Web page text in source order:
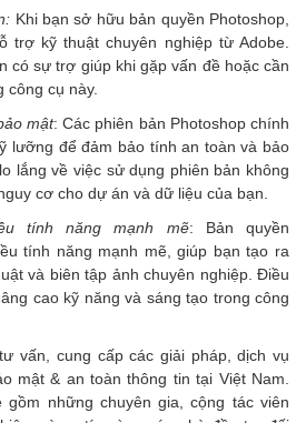
Khi bạn sở hữu bản quyền Photoshop,
trợ kỹ thuật chuyên nghiệp từ Adobe.
có sự trợ giúp khi gặp vấn đề hoặc cần
công cụ này.
mật: Các phiên bản Photoshop chính
lưỡng để đảm bảo tính an toàn và bảo
lắng về việc sử dụng phiên bản không
cơ cho dự án và dữ liệu của bạn.
tính năng mạnh mẽ: Bản quyền
tính năng mạnh mẽ, giúp bạn tạo ra
và biên tập ảnh chuyên nghiệp. Điều
cao kỹ năng và sáng tạo trong công
vấn, cung cấp các giải pháp, dịch vụ
mật & an toàn thông tin tại Việt Nam.
gồm những chuyên gia, cộng tác viên